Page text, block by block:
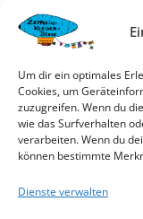
Um dir ein optimales
Cookies, um
zuzugreifen. Wenn du
wie das Surfverhalten
verarbeiten. Wenn du
können bestimmte
Dienste verwalten
Unsere
Weiterlesen
Online
Wir wir sind auf